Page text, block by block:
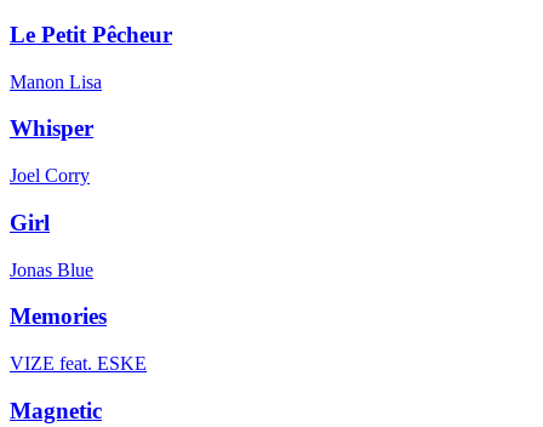
Le Petit Pêcheur
Manon Lisa
Whisper
Joel Corry
Girl
Jonas Blue
Memories
VIZE feat. ESKE
Magnetic